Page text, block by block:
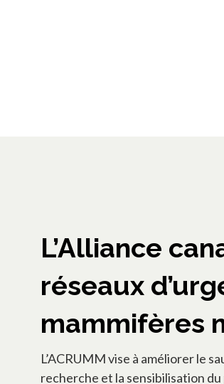
L’Alliance
réseaux
mammifères
L’ACRUMM vise à améliorer le
recherche et la sensibilisation